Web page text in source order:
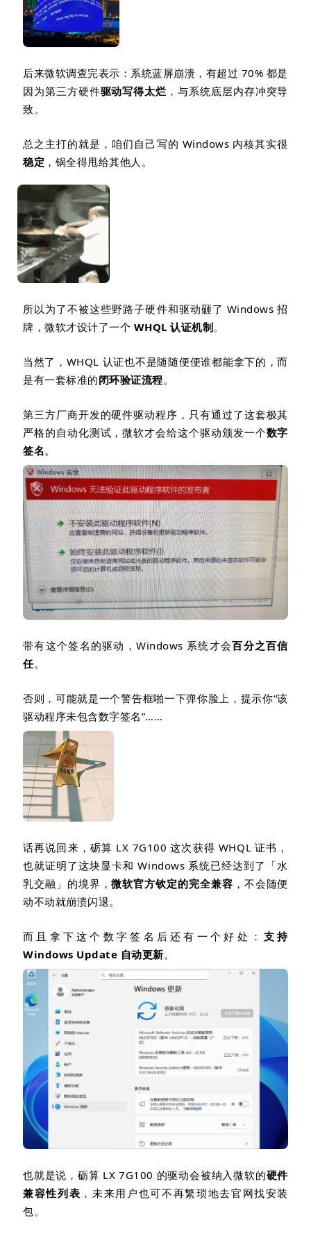
后来微软调查完表示：系统蓝屏崩溃， 有超过 70% 都是
因为第三方硬件驱动写得太烂 ，与系统底层内存冲突导
致。
总之主打的就是，咱们自己写的 Windows 内核其实很
稳定 ，锅全得甩给其他人。
所以为了不被这些野路子硬件和驱动砸了 Windows招
牌，微软才设计了一个 WHQL认证机制。
当然了， WHQL 认证也不是随随便便谁都能拿下的，而
是有一套标准的闭环验证流程。
第三方厂商开发的硬件驱动程序，只有通过了这套极其
严格的自动化测试，微软才会给这个驱动颁发一个数字
签名。
带有这个签名的驱动，Windows 系统才会百分之百信
任。
否则，可能就是一个警告框啪一下弹你脸上，提示你“该
驱动程序未包含数字签名”……
话再说回来，砺算 LX 7G100这次获得 WHQL证书，
也就证明了这块显卡和 Windows 系统已经达到了「水
乳交融」的境界，微软官方钦定的完全兼容 ，不会随便
动不动就崩溃闪退。
而且拿下这个数字签名后还有一个好处：支持
Windows Update 自动更新。
也就是说，砺算 LX 7G100 的驱动会被纳入微软的硬件
兼容性列表 ，未来用户也可不再繁琐地去官网找安装
包。